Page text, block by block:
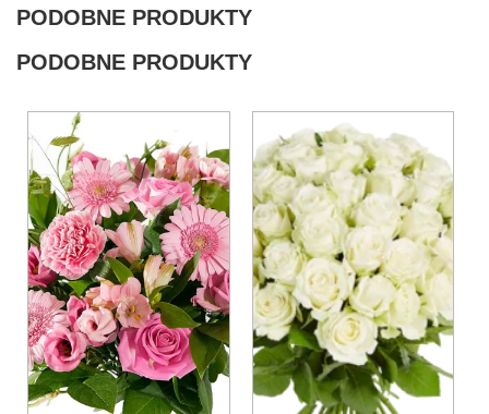
PODOBNE PRODUKTY
PODOBNE PRODUKTY
produkt
ma
wiele
wariantów.
Opcje
można
wybrać
na
stronie
produktu
produkt
ma
wiele
wariantów.
Opcje
można
wybrać
na
stronie
produktu